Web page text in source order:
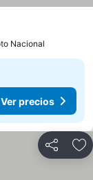
Nacional
Ver precios
Compartir